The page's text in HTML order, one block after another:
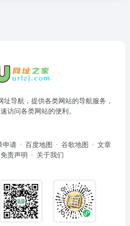
导航，提供各类网站的导航服务，
访问各类网站的便利。
申请 百度地图 谷歌地图
文章
免责声明 关于我们